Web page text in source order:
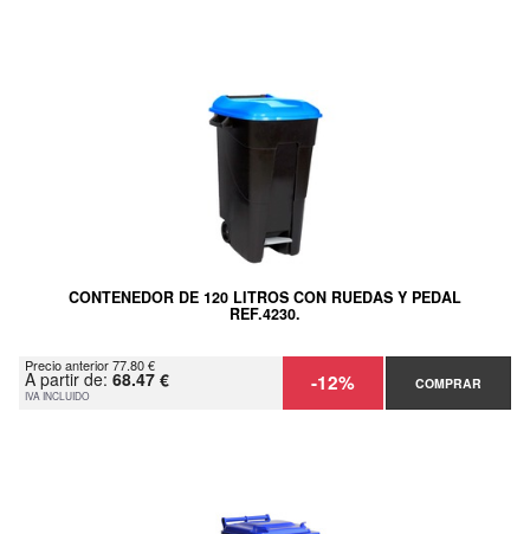
CONTENEDOR DE 120 LITROS CON RUEDAS Y PEDAL
REF.4230.
Precio anterior 77.80 €
A partir de: 68.47 €
IVA INCLUIDO -12% COMPRAR